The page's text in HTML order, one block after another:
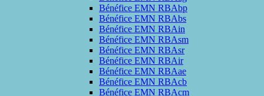
Bénéfice EMN RBAbp
Bénéfice EMN RBAbs
Bénéfice EMN RBAin
Bénéfice EMN RBAsm
Bénéfice EMN RBAsr
Bénéfice EMN RBAir
Bénéfice EMN RBAae
Bénéfice EMN RBAcb
Bénéfice EMN RBAcm